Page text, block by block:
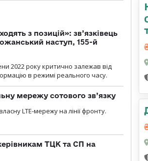
з позицій»: зв’язківець
наступ, 155-й
2022 року критично залежав від
в режимі реального часу.
мережу сотового зв’язку
LTE-мережу на лінії фронту.
ТЦК та СП на